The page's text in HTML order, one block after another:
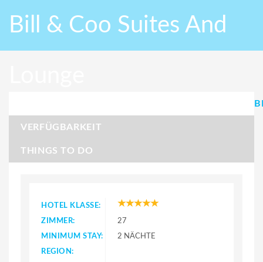
Bill & Coo Suites And
VERFÜGBARKEIT
THINGS TO DO
HOTEL KLASSE:
ZIMMER:
27
MINIMUM STAY:
2 NÄCHTE
REGION: